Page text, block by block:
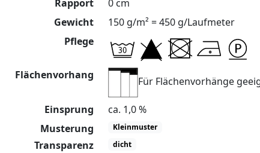
Rapport
0 cm
Gewicht
150 g/m² = 450 g/Laufmeter
Pflege
Flächenvorhang
Für Flächenvorhänge
Einsprung
ca. 1,0 %
Musterung
Kleinmuster
Transparenz dicht